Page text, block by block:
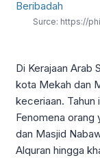
Surce: https://
Di Kerajaan Arab
kota Mekah dan
keceriaan. Tahun
Fenomena orang
dan Masjid
Alquran hingga